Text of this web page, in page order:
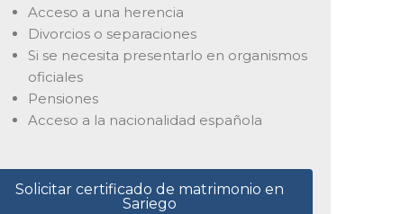
Acceso a una herencia
Divorcios o separaciones
Si se necesita presentarlo en organismos
oficiales
Pensiones
Acceso a la nacionalidad española
Solicitar certificado de matrimonio en
Sariego